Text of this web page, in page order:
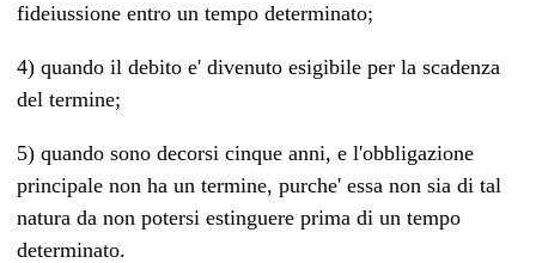
fideiussione entro un tempo determinato;
4) quando il debito e' divenuto esigibile per la scadenza
del termine;
5) quando sono decorsi cinque anni, e l'obbligazione
principale non ha un termine, purche' essa non sia di tal
natura da non potersi estinguere prima di un tempo
determinato.